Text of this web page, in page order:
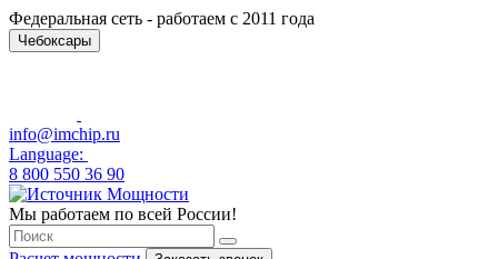
Федеральная сеть - работаем с 2011 года
Чебоксары
info@imchip.ru
Language:
8 800 550 36 90
Мы работаем по всей России!